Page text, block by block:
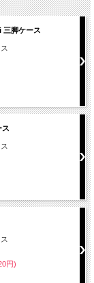
三脚ケース
ス
円)